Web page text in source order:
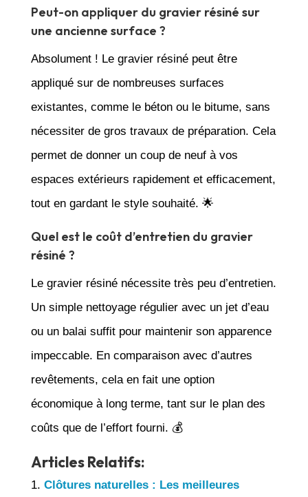
Peut-on appliquer du gravier résiné sur
une ancienne surface ?
Absolument ! Le gravier résiné peut être
appliqué sur de nombreuses surfaces
existantes, comme le béton ou le bitume, sans
nécessiter de gros travaux de préparation. Cela
permet de donner un coup de neuf à vos
espaces extérieurs rapidement et efficacement,
tout en gardant le style souhaité. 🌟
Quel est le coût d’entretien du gravier
résiné ?
Le gravier résiné nécessite très peu d’entretien.
Un simple nettoyage régulier avec un jet d’eau
ou un balai suffit pour maintenir son apparence
impeccable. En comparaison avec d’autres
revêtements, cela en fait une option
économique à long terme, tant sur le plan des
coûts que de l’effort fourni. 💰
Articles Relatifs:
Clôtures naturelles : Les meilleures